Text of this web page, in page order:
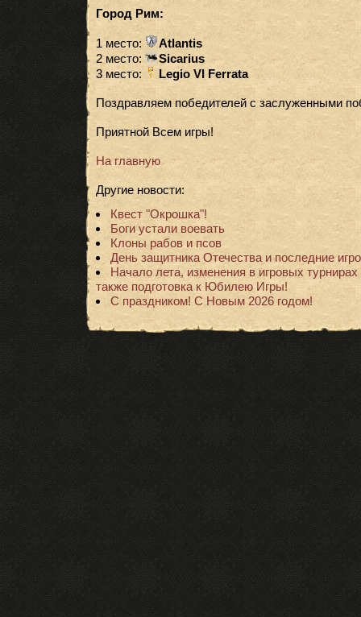
Город Рим:
1 место:
Atlantis
2 место:
Sicarius
3 место:
Legio VI Ferrata
Поздравляем победителей с заслуженными
Приятной Всем игры!
На главную
Другие новости:
Квест "Окрошка"!
Боги устали воевать
Клоны рабов и псов
День защитника Отечества и последние
Начало лета, изменения в игровых
также подготовка к Юбилею Игры!
С праздником! С Новым 2026 годом!